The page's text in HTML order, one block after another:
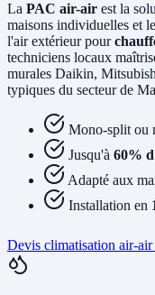
La PAC air-air est la
maisons individuelles et
l'air extérieur pour
techniciens locaux
murales Daikin,
typiques du secteur de
Mono-split ou
Jusqu'à 60%
Adapté aux
Installation en
Devis climatisation air-air